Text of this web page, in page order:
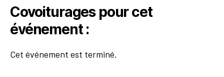
Covoiturages pour cet
événement :
Cet événement est terminé.